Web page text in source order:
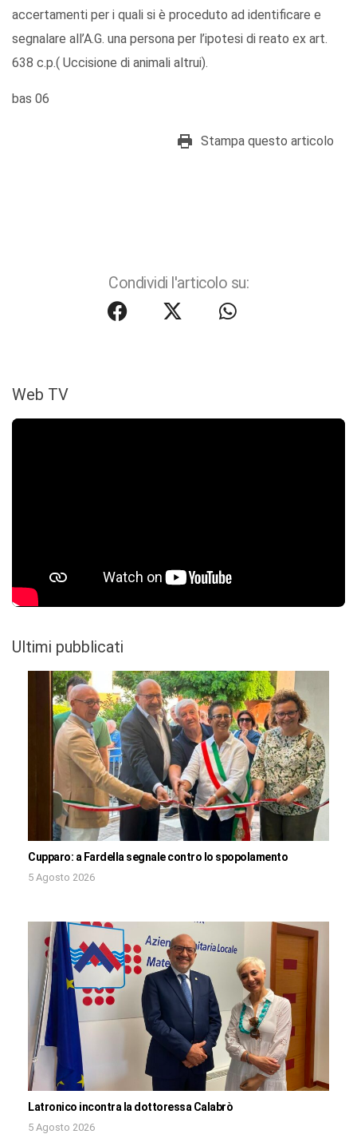
accertamenti per i quali si è proceduto ad identificare e
segnalare all’A.G. una persona per l’ipotesi di reato ex art.
638 c.p.( Uccisione di animali altrui).
bas 06
Stampa questo articolo
Condividi l'articolo su:
Web TV
Ultimi pubblicati
Cupparo: a Fardella segnale contro lo spopolamento
5 Agosto 2026
Latronico incontra la dottoressa Calabrò
5 Agosto 2026